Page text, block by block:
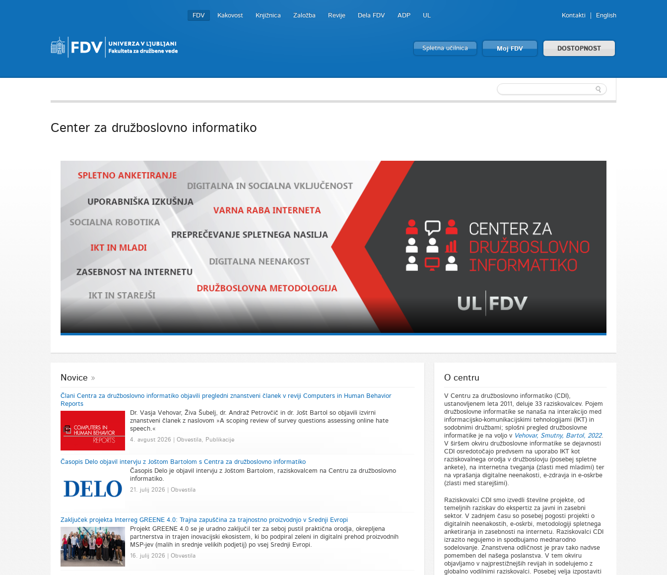
FDV Kakovost Knjižnica Založba Revije Dela FDV ADP UL Kontakti English
Spletna učilnica Moj FDV DOSTOPNOST
Center za družboslovno informatiko
Novice
Člani Centra za družboslovno informatiko objavili pregledni znanstveni članek v reviji Computers in Human Behavior
Reports
Dr. Vasja Vehovar, Živa Šubelj, dr. Andraž Petrovčič in dr. Jošt Bartol so objavili izvirni
znanstveni članek z naslovom »A scoping review of survey questions assessing online hate
speech.«
4. avgust 2026 | Obvestila, Publikacije
Časopis Delo objavil intervju z Joštom Bartolom s Centra za družboslovno informatiko
Časopis Delo je objavil intervju z Joštom Bartolom, raziskovalcem na Centru za družboslovno
informatiko.
21. julij 2026 | Obvestila
Zaključek projekta Interreg GREENE 4.0: Trajna zapuščina za trajnostno proizvodnjo v Srednji Evropi
Projekt GREENE 4.0 se je uradno zaključil ter za seboj pustil praktična orodja, okrepljena
partnerstva in trajen inovacijski ekosistem, ki bo podpiral zeleni in digitalni prehod proizvodnih
MSP-jev (malih in srednje velikih podjetij) po vsej Srednji Evropi.
16. julij 2026 | Obvestila
O centru
V Centru za družboslovno informatiko (CDI),
ustanovljenem leta 2011, deluje 33 raziskovalcev. Pojem
družboslovne informatike se nanaša na interakcijo med
informacijsko-komunikacijskimi tehnologijami (IKT) in
sodobnimi družbami; splošni pregled družboslovne
informatike je na voljo v Vehovar, Smutny, Bartol, 2022.
V širšem okviru družboslovne informatike se dejavnosti
CDI osredotočajo predvsem na uporabo IKT kot
raziskovalnega orodja v družboslovju (posebej spletne
ankete), na internetna tveganja (zlasti med mladimi) ter
na vprašanja digitalne neenakosti, e-zdravja in e-oskrbe
(zlasti med starejšimi).
Raziskovalci CDI smo izvedli številne projekte, od
temeljnih raziskav do ekspertiz za javni in zasebni
sektor. V zadnjem času so posebej pogosti projekti o
digitalnih neenakostih, e-oskrbi, metodologiji spletnega
anketiranja in zasebnosti na internetu. Raziskovalci CDI
izrazito negujemo in spodbujamo mednarodno
sodelovanje. Znanstvena odličnost je prav tako nadvse
pomemben del našega poslanstva. V tem okviru
objavljamo v najprestižnejših revijah in sodelujemo z
globalno vodilnimi raziskovalci. Posebej velja izpostaviti